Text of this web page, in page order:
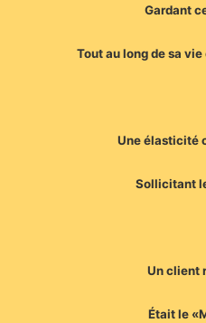
Gardant
Tout au long de sa
Une élasticité
Sollicitant
Un client
Était le